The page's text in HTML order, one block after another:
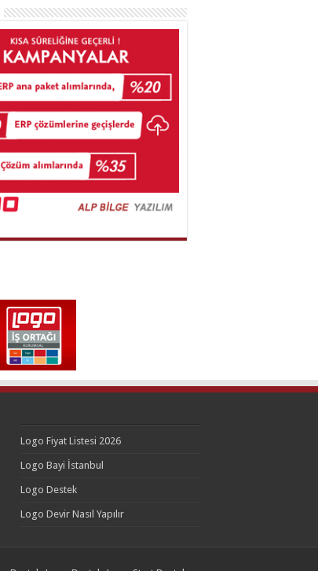
Logo Fiyat Listesi 2026
Logo Bayi İstanbul
Logo Destek
Logo Devir Nasıl Yapılır